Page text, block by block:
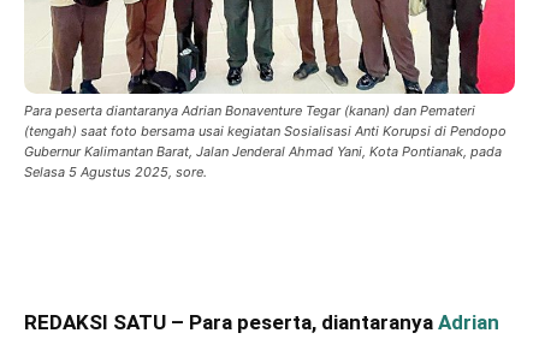
Para peserta diantaranya Adrian Bonaventure Tegar (kanan) dan Pemateri
(tengah) saat foto bersama usai kegiatan Sosialisasi Anti Korupsi di Pendopo
Gubernur Kalimantan Barat, Jalan Jenderal Ahmad Yani, Kota Pontianak, pada
Selasa 5 Agustus 2025, sore.
REDAKSI SATU – Para peserta, diantaranya Adrian